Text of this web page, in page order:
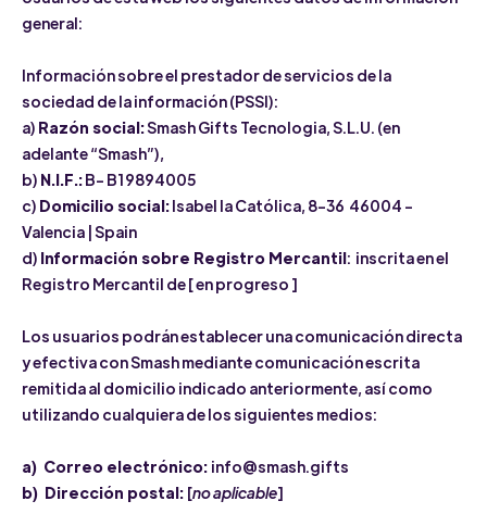
general:
Información sobre el prestador de servicios de la
sociedad de la información (PSSI):
a) Razón social:Smash Gifts Tecnologia, S.L.U. (en
adelante “Smash”),
b) N.I.F.:B- B19894005
c) Domicilio social:Isabel la Católica, 8-36 46004 -
Valencia | Spain
d) Información sobre Registro Mercantil: inscrita en el
Registro Mercantil de [ en progreso ]
Los usuarios podrán establecer una comunicación directa
y efectiva con Smash mediante comunicación escrita
remitida al domicilio indicado anteriormente, así como
utilizando cualquiera de los siguientes medios:
a) Correo electrónico: info@smash.gifts
b) Dirección postal: [no aplicable]